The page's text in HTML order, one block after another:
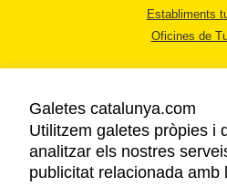
Establiments
Oficines de
AVÍS
Galetes catalunya.com
Utilitzem galetes pròpies i
analitzar els nostres
publicitat relacionada amb